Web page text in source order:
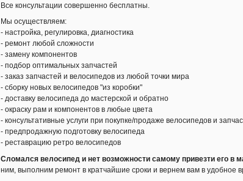
Все консультации совершенно бесплатны.
Мы осуществляем:
- настройка, регулировка, диагностика
- ремонт любой сложности
- замену компонентов
- подбор оптимальных запчастей
- заказ запчастей и велосипедов из любой точки мира
- сборку новых велосипедов "из коробки"
- доставку велосипеда до мастерской и обратно
- окраску рам и компонентов в любые цвета
- консультативные услуги при покупке/продаже велосипедов и
- предпродажную подготовку велосипеда
- реставрацию ретро велосипедов
Сломался велосипед и нет возможности самому привезти его в
ним, выполним ремонт в кратчайшие сроки и вернем вам в удобное